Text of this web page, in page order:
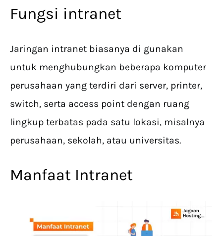
Fungsi intranet
Jaringan intranet biasanya di gunakan
untuk menghubungkan beberapa komputer
perusahaan yang terdiri dari server, printer,
switch, serta access point dengan ruang
lingkup terbatas pada satu lokasi, misalnya
perusahaan, sekolah, atau universitas.
Manfaat Intranet